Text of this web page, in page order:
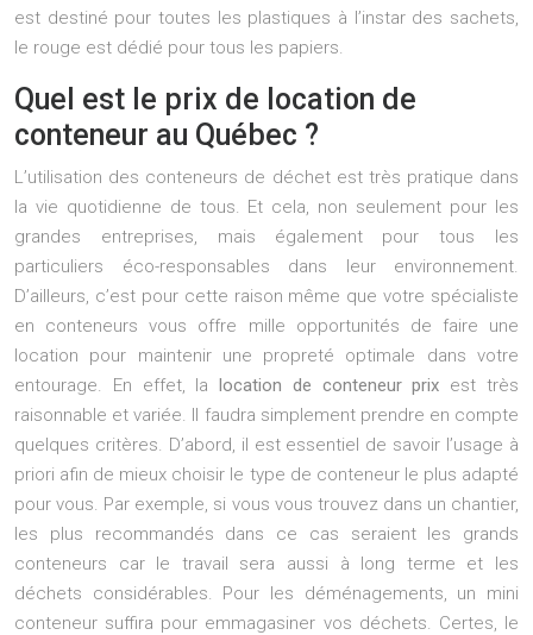
est destiné pour toutes les plastiques à l’instar des sachets,
le rouge est dédié pour tous les papiers.
Quel est le prix de location de
conteneur au Québec ?
L’utilisation des conteneurs de déchet est très pratique dans
la vie quotidienne de tous. Et cela, non seulement pour les
grandes entreprises, mais également pour tous les
particuliers éco-responsables dans leur environnement.
D’ailleurs, c’est pour cette raison même que votre spécialiste
en conteneurs vous offre mille opportunités de faire une
location pour maintenir une propreté optimale dans votre
entourage. En effet, lalocation de conteneur prix est très
raisonnable et variée. Il faudra simplement prendre en compte
quelques critères. D’abord, il est essentiel de savoir l’usage à
priori afin de mieux choisir le type de conteneur le plus adapté
pour vous. Par exemple, si vous vous trouvez dans un chantier,
les plus recommandés dans ce cas seraient les grands
conteneurs car le travail sera aussi à long terme et les
déchets considérables. Pour les déménagements, un mini
conteneur suffira pour emmagasiner vos déchets. Certes, le